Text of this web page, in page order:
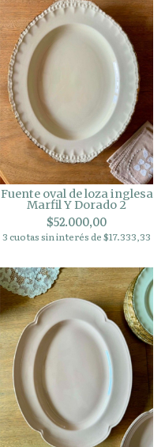
Fuente oval de loza inglesa
Marfil Y Dorado 2
$52.000,00
3 cuotas sin interés de $17.333,33